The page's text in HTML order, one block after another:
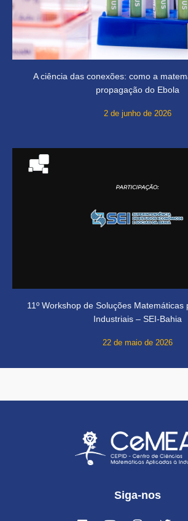
A ciência das conexões: como a
propagação do Ebola
2 de junho de 2026
11º Workshop de Soluções Matemáticas
Industriais – SEI-Bahia
22 de maio de 2026
Siga-nos